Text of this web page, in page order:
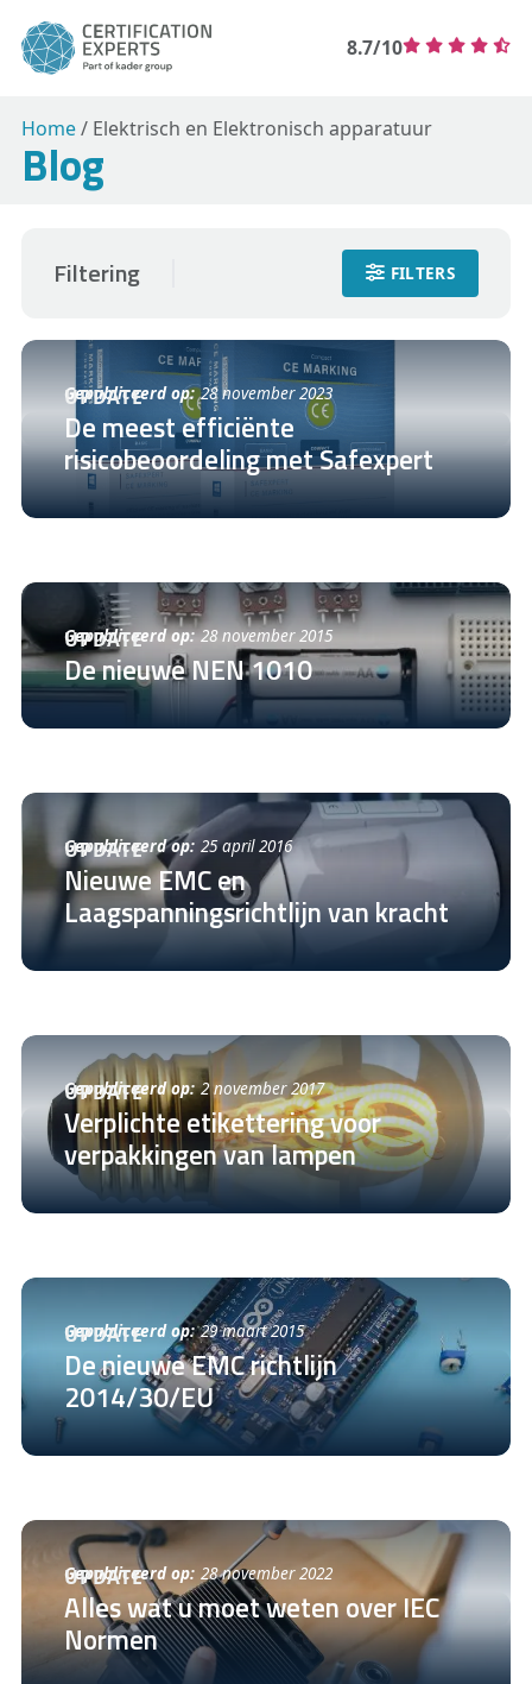
8.7/10
Home/ Elektrisch en Elektronisch apparatuur
Blog
Filtering FILTERS
Gepubliceerd op: 28 november 2023
UPDATE
De meest efficiënte
risicobeoordeling met Safexpert
Gepubliceerd op: 28 november 2015
UPDATE
De nieuwe NEN 1010
Gepubliceerd op: 25 april 2016
UPDATE
Nieuwe EMC en
Laagspanningsrichtlijn van kracht
Gepubliceerd op: 2 november 2017
UPDATE
Verplichte etikettering voor
verpakkingen van lampen
Gepubliceerd op: 29 maart 2015
UPDATE
De nieuwe EMC richtlijn
2014/30/EU
Gepubliceerd op: 28 november 2022
UPDATE
Alles wat u moet weten over IEC
Normen